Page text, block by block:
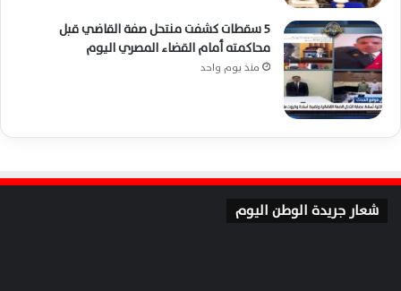
5 سقطات كشفت منتحل صفة القاضي قبل
محاكمته أمام القضاء المصري اليوم
منذ يوم واحد
شعار جريدة الوطن اليوم